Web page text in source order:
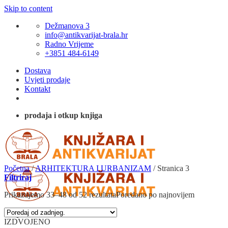
Skip to content
Dežmanova 3
info@antikvarijat-brala.hr
Radno Vrijeme
+3851 484-6149
Dostava
Uvjeti prodaje
Kontakt
prodaja i otkup knjiga
Početna /ARHITEKTURA I URBANIZAM /Stranica 3
Filtriraj
Prikazujemo 33–48 od 52 rezultataPoredano po najnovijem
IZDVOJENO